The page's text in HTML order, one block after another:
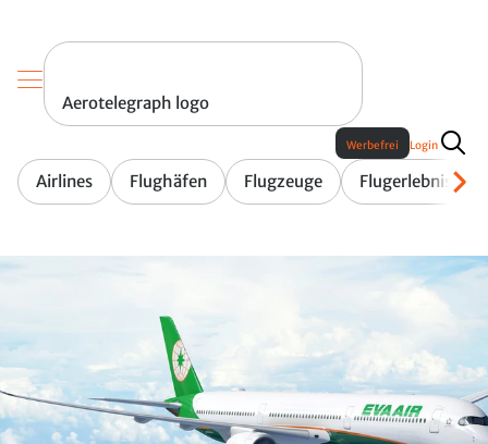
Aerotelegraph logo
Airlines Flughäfen Flugzeuge Flugerlebnis
Werbefrei Login